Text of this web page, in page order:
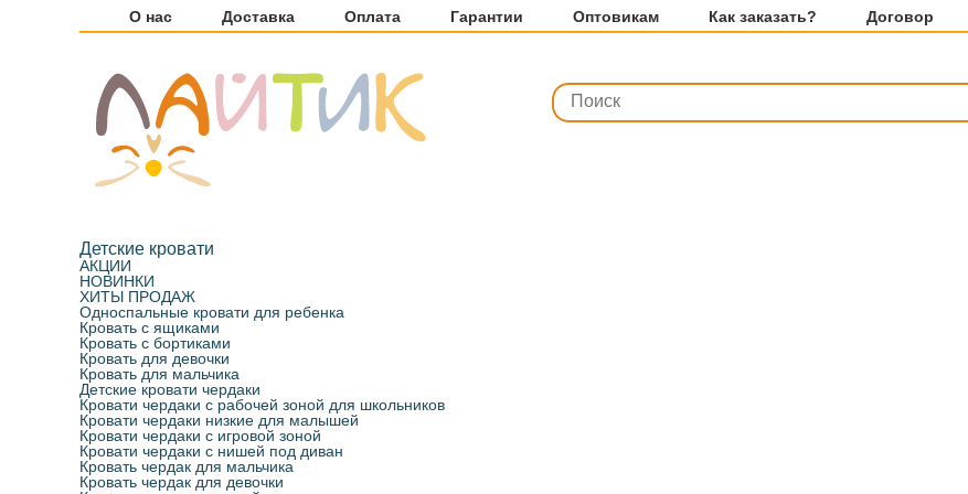
О нас Доставка Оплата Гарантии Оптовикам Как заказать? Договор
Детские кровати
АКЦИИ
НОВИНКИ
ХИТЫ ПРОДАЖ
Односпальные кровати для ребенка
Кровать с ящиками
Кровать с бортиками
Кровать для девочки
Кровать для мальчика
Детские кровати чердаки
Кровати чердаки с рабочей зоной для школьников
Кровати чердаки низкие для малышей
Кровати чердаки с игровой зоной
Кровати чердаки с нишей под диван
Кровать чердак для мальчика
Кровать чердак для девочки